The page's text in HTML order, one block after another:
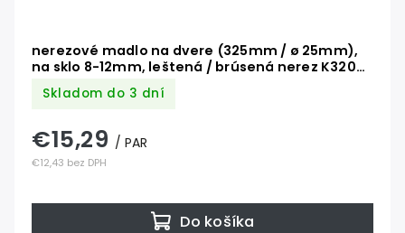
nerezové madlo na dvere (325mm / ø 25mm),
na sklo 8-12mm, leštená / brúsená nerez K320
/AISI304
Skladom do 3 dní
€12,43 bez DPH
€15,29 / PAR
Do košíka